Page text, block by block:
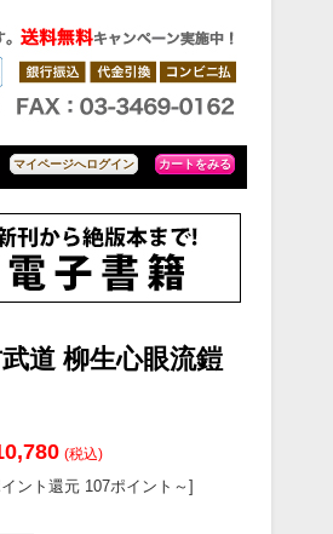
マイページへログイン カートをみる
道 柳生心眼流鎧
(税込)
ント還元 107ポイント～]